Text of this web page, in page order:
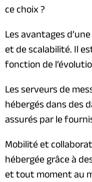
ce choix ?
Les avantages
et de scalabilité. Il
fonction de
Les serveurs de
hébergés dans des
assurés par le
Mobilité et
hébergée grâce à
et tout moment au